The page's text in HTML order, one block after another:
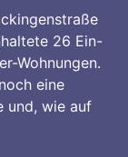
26 Ein-
Wohnungen.
eine
und, wie auf